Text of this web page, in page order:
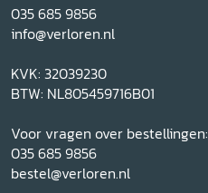
035 685 9856
info@verloren.nl
KVK: 32039230
BTW: NL805459716B01
Voor vragen over bestellingen:
035 685 9856
bestel@verloren.nl